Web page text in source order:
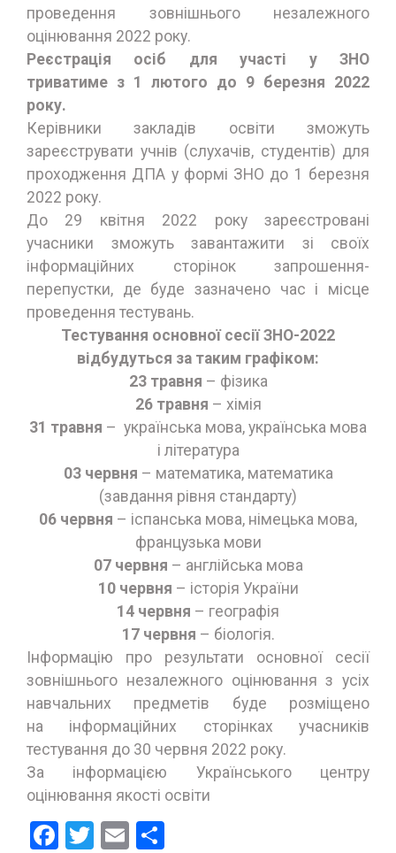
проведення зовнішнього незалежного
оцінювання 2022 року.
Реєстрація осіб для участі у ЗНО
триватиме з 1 лютого до 9 березня 2022
року.
Керівники закладів освіти зможуть
зареєструвати учнів (слухачів, студентів) для
проходження ДПА у формі ЗНО до 1 березня
2022 року.
До 29 квітня 2022 року зареєстровані
учасники зможуть завантажити зі своїх
інформаційних сторінок запрошення-
перепустки, де буде зазначено час і місце
проведення тестувань.
Тестування основної сесії ЗНО-2022
відбудуться за таким графіком:
23 травня – фізика
26 травня – хімія
31 травня – українська мова, українська мова
і література
03 червня – математика, математика
(завдання рівня стандарту)
06 червня – іспанська мова, німецька мова,
французька мови
07 червня – англійська мова
10 червня – історія України
14 червня – географія
17 червня – біологія.
Інформацію про результати основної сесії
зовнішнього незалежного оцінювання з усіх
навчальних предметів буде розміщено
на інформаційних сторінках учасників
тестування до 30 червня 2022 року.
За інформацією Українського центру
оцінювання якості освіти
Facebook
Twitter
Email